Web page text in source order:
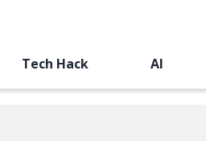
Tech Hack AI